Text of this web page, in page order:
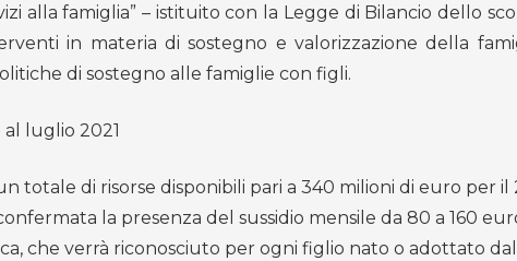
alla famiglia” – istituito con la Legge di Bilancio dello
in materia di sostegno e valorizzazione della
di sostegno alle famiglie con figli.
luglio 2021
totale di risorse disponibili pari a 340 milioni di euro per il
la presenza del sussidio mensile da 80 a 160
che verrà riconosciuto per ogni figlio nato o adottato dal